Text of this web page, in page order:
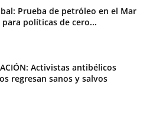
Prueba de petróleo en el Mar
políticas de cero...
Activistas antibélicos
regresan sanos y salvos